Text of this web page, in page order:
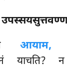
आयाम,
याचति?